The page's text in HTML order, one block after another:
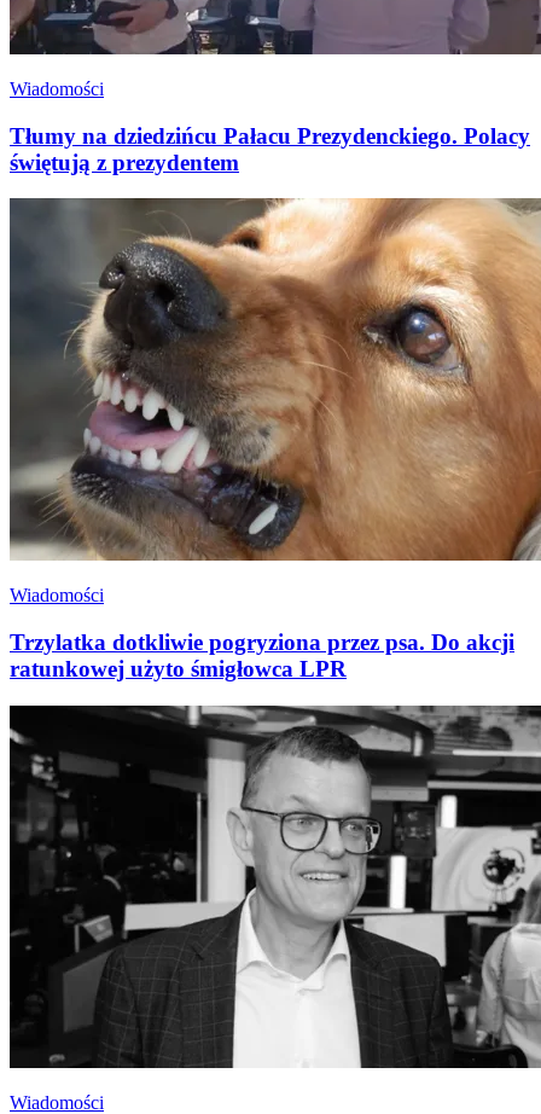
Wiadomości
Tłumy na dziedzińcu Pałacu Prezydenckiego. Polacy
świętują z prezydentem
Wiadomości
Trzylatka dotkliwie pogryziona przez psa. Do akcji
ratunkowej użyto śmigłowca LPR
Wiadomości